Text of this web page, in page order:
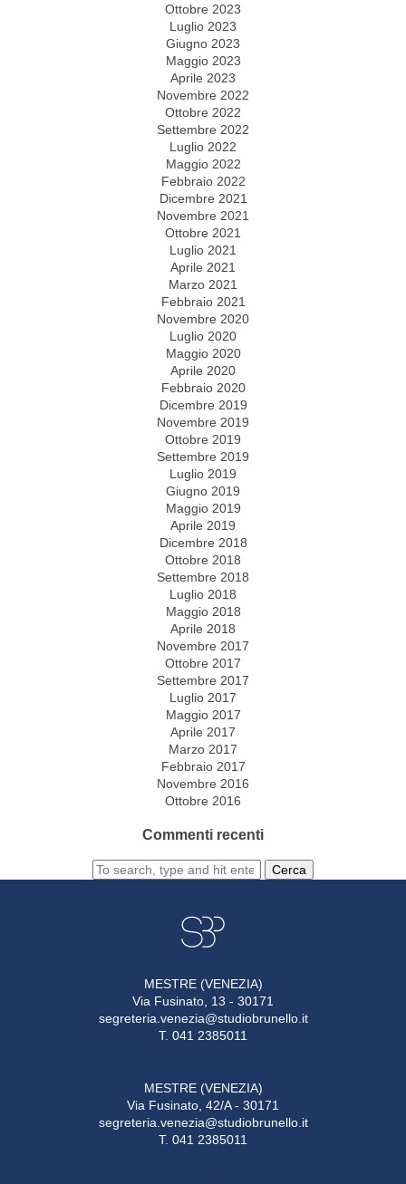
Ottobre 2023
Luglio 2023
Giugno 2023
Maggio 2023
Aprile 2023
Novembre 2022
Ottobre 2022
Settembre 2022
Luglio 2022
Maggio 2022
Febbraio 2022
Dicembre 2021
Novembre 2021
Ottobre 2021
Luglio 2021
Aprile 2021
Marzo 2021
Febbraio 2021
Novembre 2020
Luglio 2020
Maggio 2020
Aprile 2020
Febbraio 2020
Dicembre 2019
Novembre 2019
Ottobre 2019
Settembre 2019
Luglio 2019
Giugno 2019
Maggio 2019
Aprile 2019
Dicembre 2018
Ottobre 2018
Settembre 2018
Luglio 2018
Maggio 2018
Aprile 2018
Novembre 2017
Ottobre 2017
Settembre 2017
Luglio 2017
Maggio 2017
Aprile 2017
Marzo 2017
Febbraio 2017
Novembre 2016
Ottobre 2016
Commenti recenti
Cerca
MESTRE (VENEZIA)
Via Fusinato, 13 - 30171
segreteria.venezia@studiobrunello.it
T. 041 2385011
MESTRE (VENEZIA)
Via Fusinato, 42/A - 30171
segreteria.venezia@studiobrunello.it
T. 041 2385011